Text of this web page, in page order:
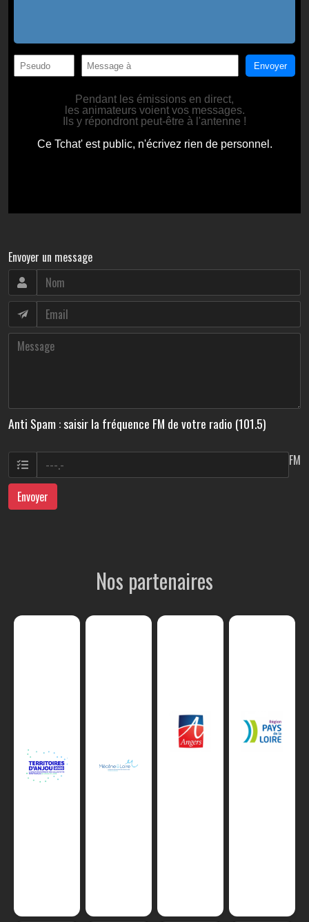
Envoyer un message
Anti Spam : saisir la fréquence FM de votre radio (101.5)
FM
Envoyer
Nos partenaires